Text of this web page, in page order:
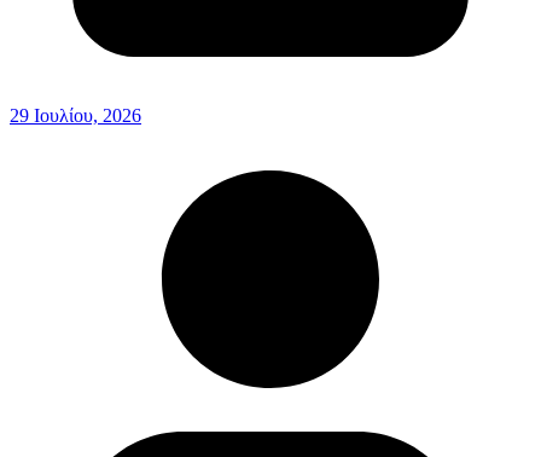
29 Ιουλίου, 2026